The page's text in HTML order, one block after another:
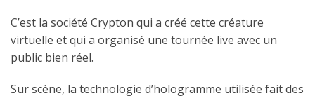
C’est la société Crypton qui a créé cette créature
virtuelle et qui a organisé une tournée live avec un
public bien réel.
Sur scène, la technologie d’hologramme utilisée fait des